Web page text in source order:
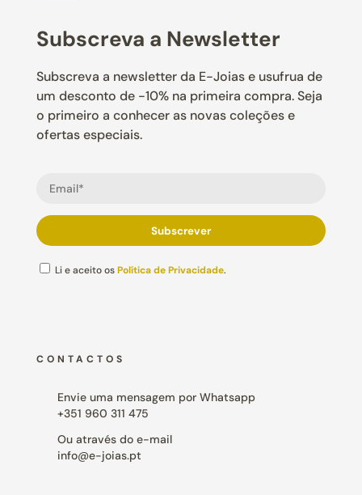
Subscreva a Newsletter
Subscreva a newsletter da E-Joias e usufrua de
um desconto de -10% na primeira compra. Seja
o primeiro a conhecer as novas coleções e
ofertas especiais.
Li e aceito osPolítica de Privacidade.
CONTACTOS
Envie uma mensagem por Whatsapp
+351 960 311 475
Ou através do e-mail
info@e-joias.pt